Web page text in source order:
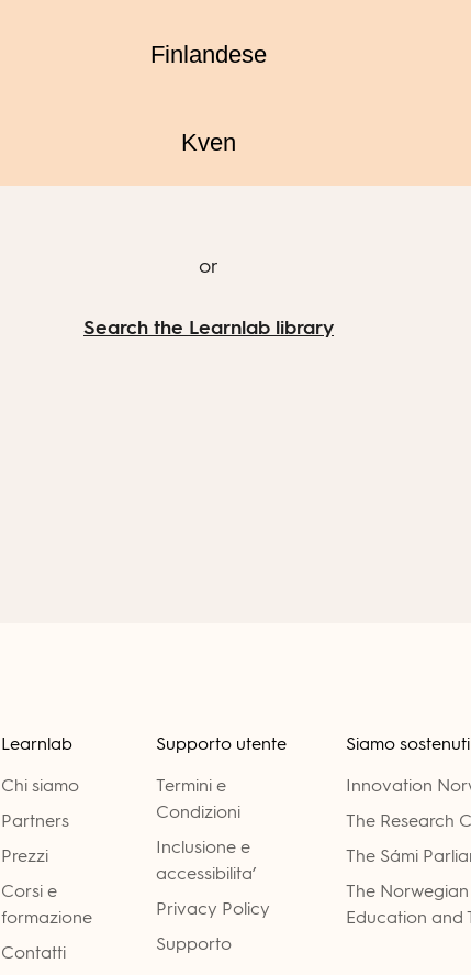
Finlandese
Kven
or
Search the Learnlab library
Learnlab
Chi siamo
Partners
Prezzi
Corsi e
formazione
Contatti
Supporto utente
Termini e
Condizioni
Inclusione e
accessibilita’
Privacy Policy
Supporto
Siamo
Innovation
The Research
The Sámi
The
Education and